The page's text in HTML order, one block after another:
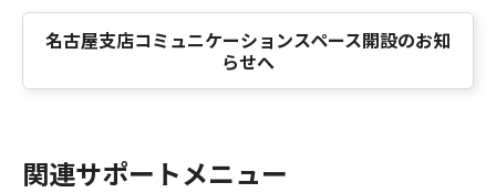
名古屋支店コミュニケーションスペース開設のお知
らせへ
関連サポートメニュー